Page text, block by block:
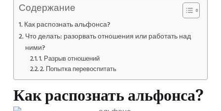
Содержание
Как распознать альфонса?
Что делать: разорвать отношения или работать над
ними?
1. Разрыв отношений
2. Попытка перевоспитать
Как распознать альфонса?